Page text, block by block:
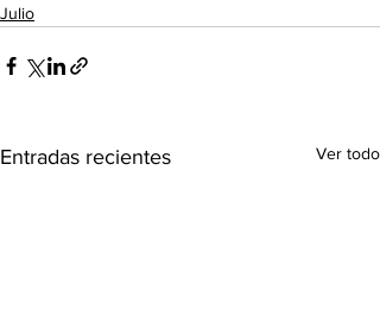
Julio
Entradas recientes Ver todo